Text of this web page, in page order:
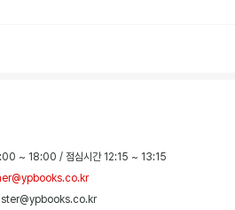
~ 18:00 / 점심시간 12:15 ~ 13:15